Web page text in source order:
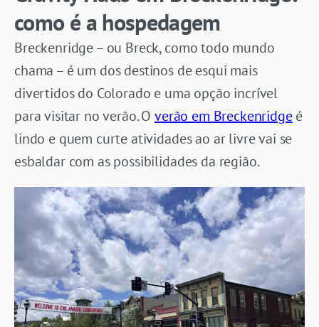
como é a hospedagem
Breckenridge – ou Breck, como todo mundo
chama – é um dos destinos de esqui mais
divertidos do Colorado e uma opção incrível
para visitar no verão. O verão em Breckenridgeé
lindo e quem curte atividades ao ar livre vai se
esbaldar com as possibilidades da região.